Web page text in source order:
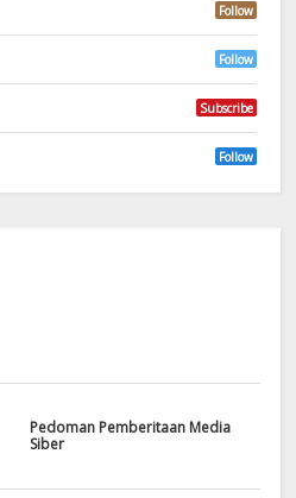
Follow
Follow
Subscribe
Follow
Pedoman Pemberitaan Media
Siber